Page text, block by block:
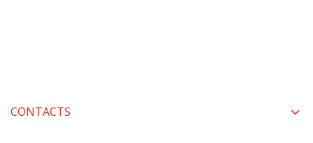
CONTACTS